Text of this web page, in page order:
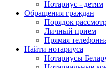
Нотариус - детям
Обращения граждан
Порядок
Личный прием
Прямая
Найти нотариуса
Нотариусы